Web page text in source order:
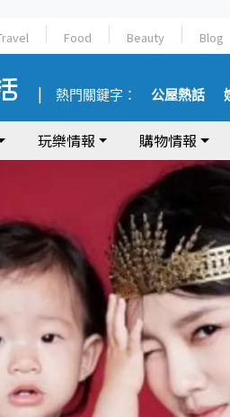
Food Beauty Blog
熱門關鍵字： 公屋熱話
玩樂情報 購物情報